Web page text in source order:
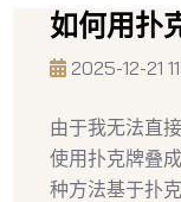
如何用扑
2025-12-21
由于我无法直
使用扑克牌叠
种方法基于扑